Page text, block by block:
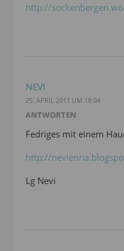
http://
NEVI
25. APRIL 2011 UM 18:04
ANTWORTEN
Fedriges mit einem
http://
Lg Nevi